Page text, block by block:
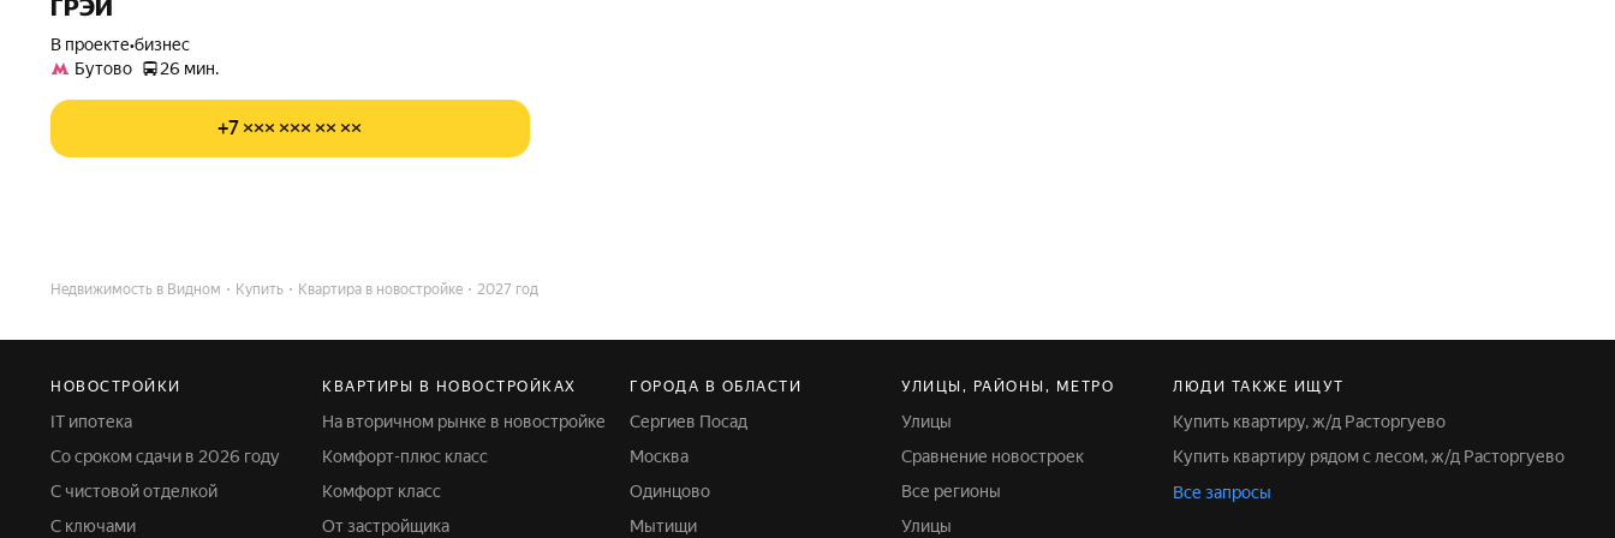
ГРЭЙ
В проекте•бизнес
Бутово
26 мин.
+7 ××× ××× ×× ××
Недвижимость в Видном Купить Квартира в новостройке 2027 год
НОВОСТРОЙКИ
IT ипотека
Со сроком сдачи в 2026 году
С чистовой отделкой
С ключами
КВАРТИРЫ В НОВОСТРОЙКАХ
На вторичном рынке в новостройке
Комфорт-плюс класс
Комфорт класс
От застройщика
ГОРОДА В ОБЛАСТИ
Сергиев Посад
Москва
Одинцово
Мытищи
УЛИЦЫ, РАЙОНЫ, МЕТРО
Улицы
Сравнение новостроек
Все регионы
Улицы
ЛЮДИ ТАКЖЕ ИЩУТ
Купить квартиру, ж/д Расторгуево
Купить квартиру рядом с лесом, ж/д Расторгуево
Все запросы